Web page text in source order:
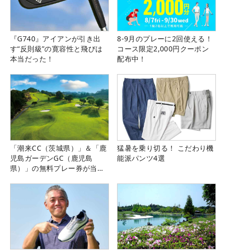
『G740』アイアンが引き出
す“反則級”の寛容性と飛びは
本当だった！
8-9月のプレーに2回使える！
コース限定2,000円クーポン
配布中！
「潮来CC（茨城県）」＆「鹿
児島ガーデンGC（鹿児島
県）」の無料プレー券が当た
猛暑を乗り切る！ こだわり機
能派パンツ4選